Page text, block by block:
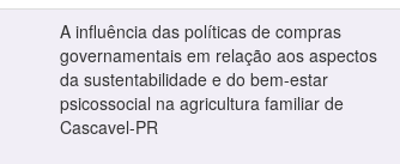
A influência das políticas de compras
governamentais em relação aos aspectos
da sustentabilidade e do bem-estar
psicossocial na agricultura familiar de
Cascavel-PR